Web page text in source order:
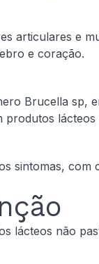
articulares e
e coração.
Brucella sp,
produtos
sintomas,
lácteos não